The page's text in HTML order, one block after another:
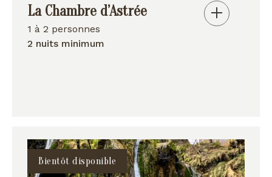
La Chambre d’Astrée
1 à 2 personnes
2 nuits minimum
Bientôt disponible